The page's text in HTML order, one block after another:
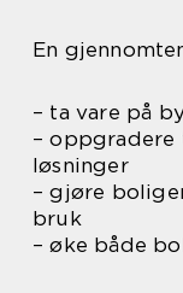
En
– ta vare på
– oppgradere
løsninger
– gjøre
bruk
– øke både